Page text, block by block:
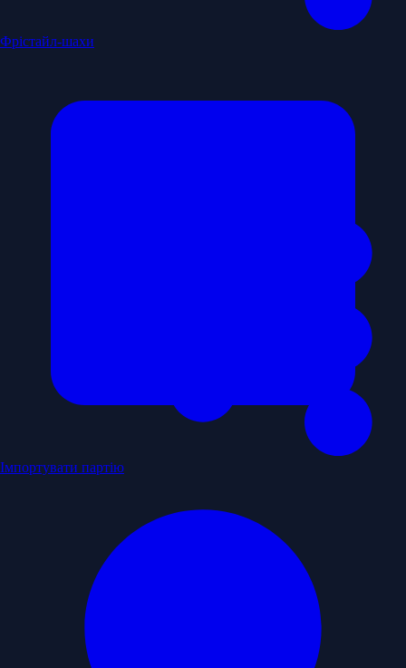
Фрістайл-шахи
Імпортувати партію